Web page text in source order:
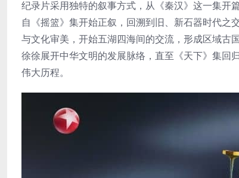
纪录片采用独特的叙事方式，从《秦汉》这一集开
自《摇篮》集开始正叙，回溯到旧、新石器时代
与文化审美，开始五湖四海间的交流，形成区域古
徐徐展开中华文明的发展脉络，直至《天下》集回
伟大历程。